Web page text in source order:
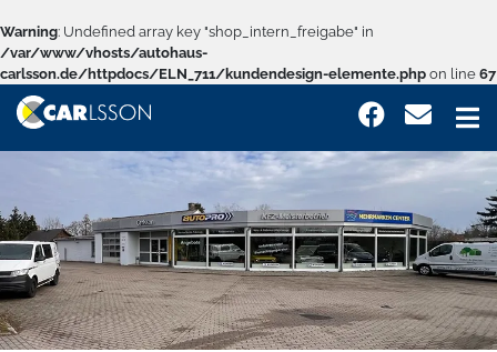
Warning: Undefined array key "shop_intern_freigabe" in
/var/www/vhosts/autohaus-
carlsson.de/httpdocs/ELN_711/kundendesign-elemente.php on line 67